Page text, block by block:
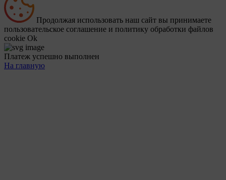
Продолжая использовать наш сайт вы принимаете
пользовательское соглашение и политику обработки файлов
cookie Ok
Платеж успешно выполнен
На главную